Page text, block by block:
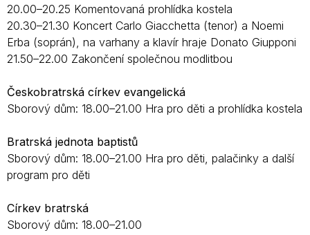
20.00–20.25 Komentovaná prohlídka kostela
20.30–21.30 Koncert Carlo Giacchetta (tenor) a Noemi
Erba (soprán), na varhany a klavír hraje Donato Giupponi
21.50–22.00 Zakončení společnou modlitbou
Českobratrská církev evangelická
Sborový dům: 18.00–21.00 Hra pro děti a prohlídka kostela
Bratrská jednota baptistů
Sborový dům: 18.00–21.00 Hra pro děti, palačinky a další
program pro děti
Církev bratrská
Sborový dům: 18.00–21.00